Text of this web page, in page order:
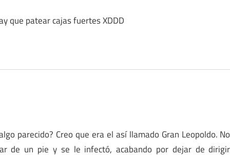
que patear cajas fuertes XDDD
parecido? Creo que era el así llamado Gran Leopoldo. No
de un pie y se le infectó, acabando por dejar de dirigir